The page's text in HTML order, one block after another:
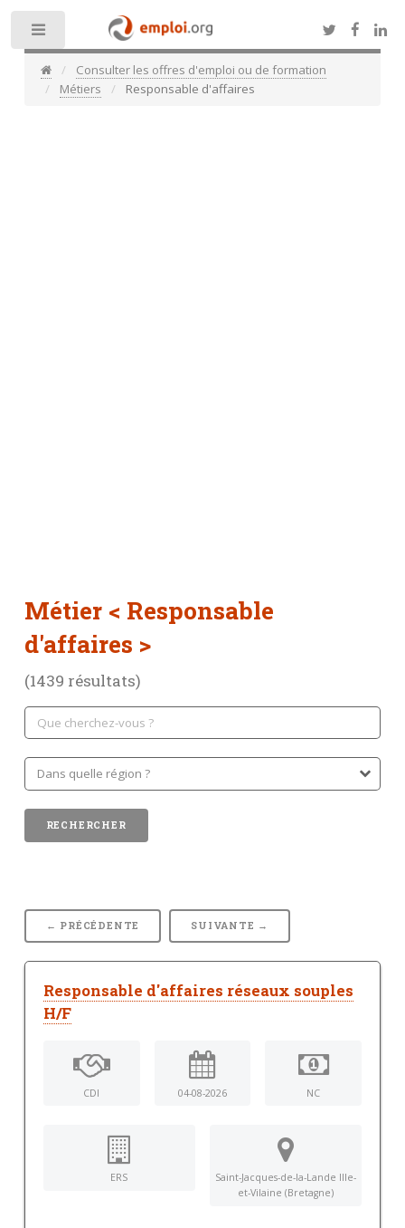
Consulter les offres d'emploi ou de formation
Métiers
Responsable d'affaires
Métier < Responsable
d'affaires >
(1439 résultats)
← PRÉCÉDENTE SUIVANTE →
Responsable d'affaires réseaux souples
H/F
CDI 04-08-2026 NC
ERS
Saint-Jacques-de-la-Lande Ille-
et-Vilaine (Bretagne)
Toggle